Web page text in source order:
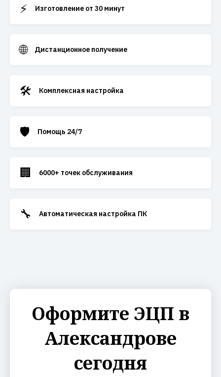
⚡ Изготовление от 30 минут
🌐 Дистанционное получение
🛠️ Комплексная настройка
🛡️ Помощь 24/7
🏢 6000+ точек обслуживания
🔧 Автоматическая настройка ПК
Оформите ЭЦП в
Александрове
сегодня